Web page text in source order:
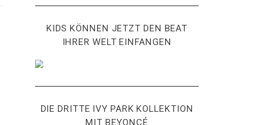
KIDS KÖNNEN JETZT DEN BEAT
IHRER WELT EINFANGEN
DIE DRITTE IVY PARK KOLLEKTION
MIT BEYONCÉ